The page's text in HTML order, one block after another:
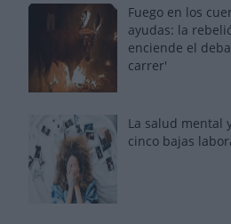
Fuego en los
ayudas: la
enciende el
carrer'
La salud mental
cinco bajas